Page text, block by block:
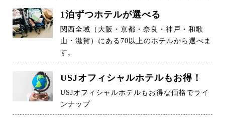
1泊ずつホテルが選べる
関西全域（大阪・京都・奈良・神戸・和歌
山・滋賀）にある70以上のホテルから選べま
す。
USJオフィシャルホテルもお得！
USJオフィシャルホテルもお得な価格でライ
ンナップ